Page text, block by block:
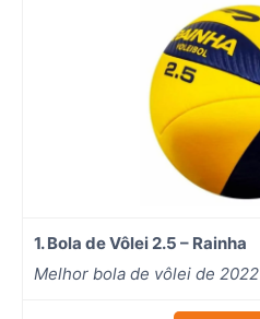
1. Bola de Vôlei 2.5 – Rainha
Melhor bola de vôlei de 2022